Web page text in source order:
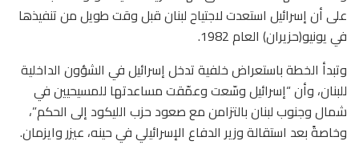
على أن إسرائيل استعدت لاجتياح لبنان قبل وقت طويل من تنفيذها
في يونيو(حزيران) العام 1982.
وتبدأ الخطة باستعراض خلفية تدخل إسرائيل في الشؤون الداخلية
للبنان، وأن “إسرائيل وسّعت وعمّقت مساعدتها للمسيحيين في
شمال وجنوب لبنان بالتزامن مع صعود حزب الليكود إلى الحكم”،
وخاصةً بعد استقالة وزير الدفاع الإسرائيلي في حينه، عيزر وايزمان.